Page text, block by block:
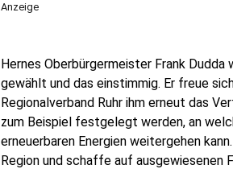
Anzeige
Hernes Oberbürgermeister Frank
gewählt und das einstimmig. Er freue
Regionalverband Ruhr ihm erneut das
zum Beispiel festgelegt werden, an
erneuerbaren Energien weitergehen
Region und schaffe auf ausgewiesenen